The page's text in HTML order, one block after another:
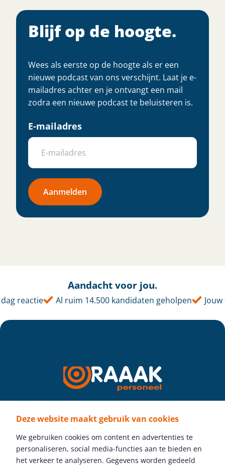
Deze website maakt gebruik van cookies
We gebruiken cookies om content en advertenties te
personaliseren, social media-functies aan te bieden en
het verkeer te analyseren. Gegevens worden gedeeld
Blijf op de hoogte.
Wees als eerste op de hoogte als er een
nieuwe podcast van ons verschijnt. Laat je e-
mailadres achter en je ontvangt een mail
zodra een nieuwe podcast te beluisteren is.
E-mailadres
Aanmelden
Aandacht voor jou.
reactie Al ruim 14.500 kandidaten geholpen Jouw
Volg ons